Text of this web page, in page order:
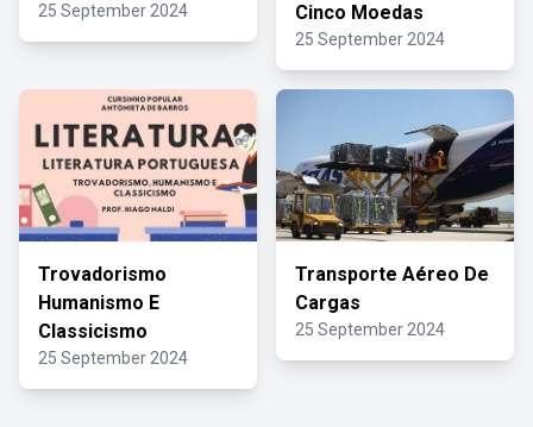
25 September 2024
Cinco Moedas
25 September 2024
Trovadorismo
Humanismo E
Classicismo
25 September 2024
Transporte Aéreo De
Cargas
25 September 2024